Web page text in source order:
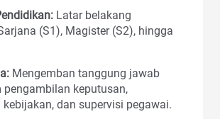
Latar belakang
(S1), Magister (S2), hingga
Mengemban tanggung jawab
pengambilan keputusan,
kebijakan, dan supervisi pegawai.